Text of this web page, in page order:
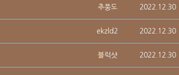
추풍도 2022.12.30
ekzld2 2022.12.30
블럭샷 2022.12.30